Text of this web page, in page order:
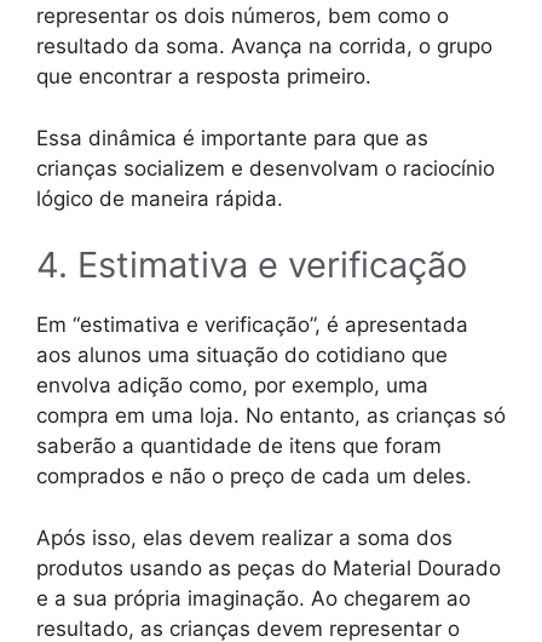
representar os dois números, bem como o
resultado da soma. Avança na corrida, o grupo
que encontrar a resposta primeiro.
Essa dinâmica é importante para que as
crianças socializem e desenvolvam o raciocínio
lógico de maneira rápida.
4. Estimativa e verificação
Em “estimativa e verificação”, é apresentada
aos alunos uma situação do cotidiano que
envolva adição como, por exemplo, uma
compra em uma loja. No entanto, as crianças só
saberão a quantidade de itens que foram
comprados e não o preço de cada um deles.
Após isso, elas devem realizar a soma dos
produtos usando as peças do Material Dourado
e a sua própria imaginação. Ao chegarem ao
resultado, as crianças devem representar o